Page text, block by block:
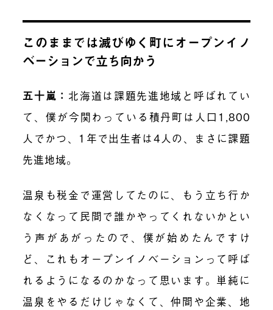
このままでは滅びゆく町にオープンイノ
ベーションで立ち向かう
五十嵐 ： 北海道は課題先進地域と呼ばれてい
て、僕が今関わっている積丹町は人口1,800
人でかつ、1年で出生者は4人の、まさに課題
先進地域。
温泉も税金で運営してたのに、もう立ち行か
なくなって民間で誰かやってくれないかとい
う声があがったので、僕が始めたんですけ
ど、これもオープンイノベーションって呼ば
れるようになるのかなって思います。単純に
温泉をやるだけじゃなくて、仲間や企業、地